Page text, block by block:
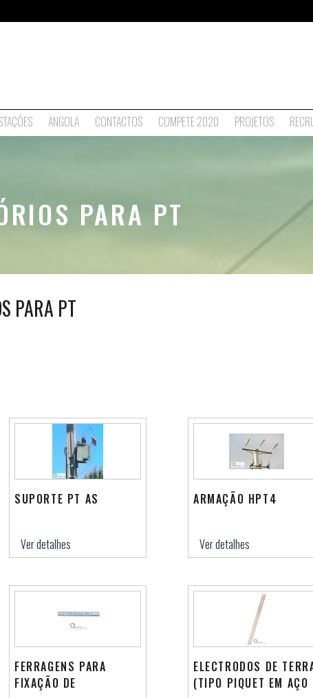
ANGOLA CONTACTOS COMPETE 2020 PROJETOS
PARA PT
PARA PT
SUPORTE PT AS
Ver detalhes
ARMAÇÃO HPT4
Ver detalhes
FERRAGENS PARA
FIXAÇÃO DE
ELECTRODOS DE
(TIPO PIQUET EM AÇO